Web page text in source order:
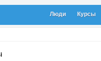
Люди Курсы